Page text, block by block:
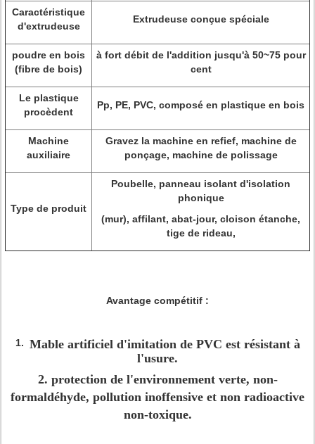
Caractéristique
d'extrudeuse
Extrudeuse conçue spéciale
poudre en bois
(fibre de bois)
à fort débit de l'addition jusqu'à 50~75 pour
cent
Le plastique
procèdent
Pp, PE, PVC, composé en plastique en bois
Machine
auxiliaire
Gravez la machine en refief, machine de
ponçage, machine de polissage
Type de produit
Poubelle, panneau isolant d'isolation
phonique
(mur), affilant, abat-jour, cloison étanche,
tige de rideau,
Avantage compétitif :
1. Mable artificiel d'imitation de PVC est résistant à
l'usure.
2. protection de l'environnement verte, non-
formaldéhyde, pollution inoffensive et non radioactive
non-toxique.